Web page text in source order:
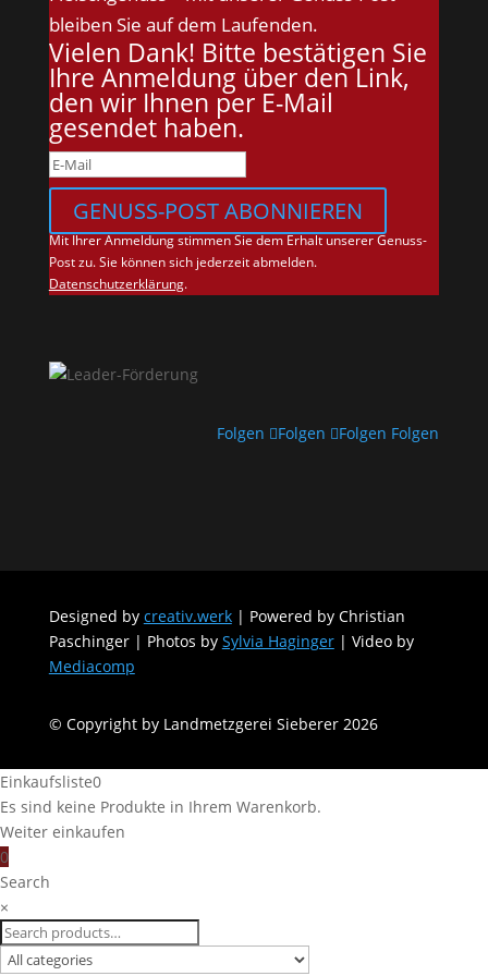
bleiben Sie auf dem Laufenden.
Vielen Dank! Bitte bestätigen Sie
Ihre Anmeldung über den Link,
den wir Ihnen per E-Mail
gesendet haben.
GENUSS-POST ABONNIEREN
Mit Ihrer Anmeldung stimmen Sie dem Erhalt unserer Genuss-
Post zu. Sie können sich jederzeit abmelden.
Datenschutzerklärung.
Folgen Folgen Folgen Folgen
Designed by creativ.werk| Powered by Christian
Paschinger | Photos by Sylvia Haginger| Video by
Mediacomp
© Copyright by Landmetzgerei Sieberer 2026
Einkaufsliste0
Es sind keine Produkte in Ihrem Warenkorb.
Weiter einkaufen
0
Search
×